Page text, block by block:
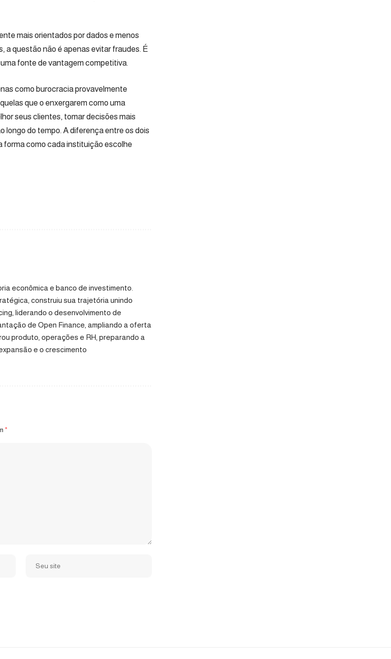
mais orientados por dados e menos
a questão não é apenas evitar fraudes. É
fonte de vantagem competitiva.
como burocracia provavelmente
que o enxergarem como uma
seus clientes, tomar decisões mais
longo do tempo. A diferença entre os dois
forma como cada instituição escolhe
econômica e banco de investimento.
construiu sua trajetória unindo
liderando o desenvolvimento de
de Open Finance, ampliando a oferta
produto, operações e RH, preparando a
e o crescimento
*